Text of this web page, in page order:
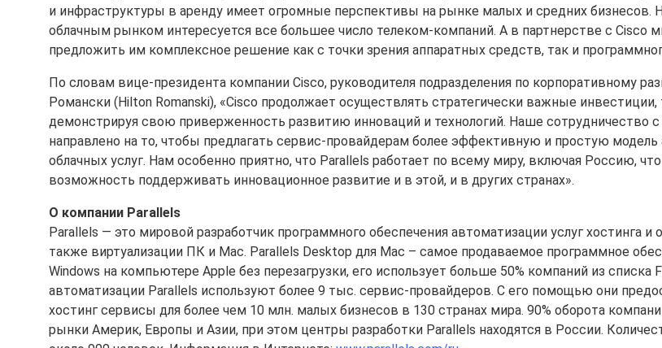
и инфраструктуры в аренду имеет огромные перспективы на рынке малых и средних бизнесов.
облачным рынком интересуется все большее число телеком-компаний. А в партнерстве с
предложить им комплексное решение как с точки зрения аппаратных средств, так и
По словам вице-президента компании Cisco, руководителя подразделения по корпоративному
Романски (Hilton Romanski), «Cisco продолжает осуществлять стратегически важные
демонстрируя свою приверженность развитию инноваций и технологий. Наше сотрудничество
направлено на то, чтобы предлагать сервис-провайдерам более эффективную и простую
облачных услуг. Нам особенно приятно, что Parallels работает по всему миру, включая Россию,
возможность поддерживать инновационное развитие и в этой, и в других странах».
О компании Parallels
Parallels — это мировой разработчик программного обеспечения автоматизации услуг хостинга и
также виртуализации ПК и Mac. Parallels Desktop для Mac – самое продаваемое программное
Windows на компьютере Apple без перезагрузки, его использует больше 50% компаний из списка
автоматизации Parallels используют более 9 тыс. сервис-провайдеров. С его помощью они
хостинг сервисы для более чем 10 млн. малых бизнесов в 130 странах мира. 90% оборота
рынки Америк, Европы и Азии, при этом центры разработки Parallels находятся в России.